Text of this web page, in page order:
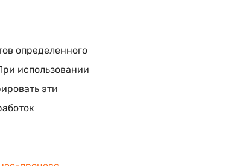
определенного
использовании
эти